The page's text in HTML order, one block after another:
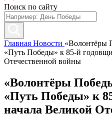
Поиск по сайту
Главная Новости «Волонтёры
«Путь Победы» к 85-й
Отечественной войны
«Волонтёры
«Путь Победы» к
начала Великой